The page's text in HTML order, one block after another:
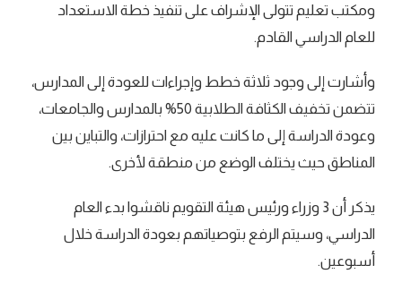
ومكتب تعليم تتولى الإشراف على تنفيذ خطة الاستعداد
للعام الدراسي القادم.
وأشارت إلى وجود ثلاثة خطط وإجراءات للعودة إلى المدارس،
تتضمن تخفيف الكثافة الطلابية 50% بالمدارس والجامعات،
وعودة الدراسة إلى ما كانت عليه مع احترازات، والتباين بين
المناطق حيث يختلف الوضع من منطقة لأخرى.
يذكر أن 3 وزراء ورئيس هيئة التقويم ناقشوا بدء العام
الدراسي، وسيتم الرفع بتوصياتهم بعودة الدراسة خلال
أسبوعين.